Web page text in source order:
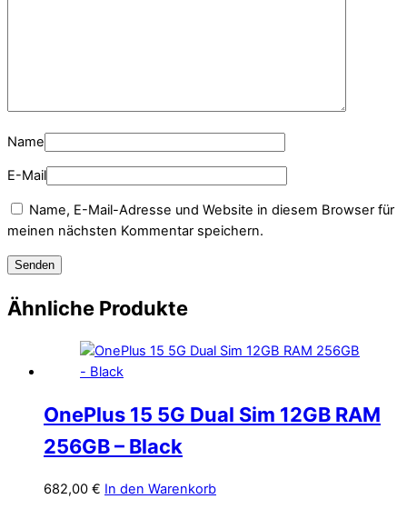
Name
E-Mail
Name, E-Mail-Adresse und Website in diesem Browser für
meinen nächsten Kommentar speichern.
Ähnliche Produkte
OnePlus 15 5G Dual Sim 12GB RAM
256GB – Black
682,00 € In den Warenkorb